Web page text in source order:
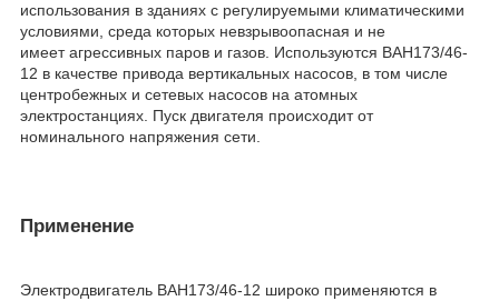
использования в зданиях с регулируемыми климатическими
условиями, среда которых невзрывоопасная и не
имеет агрессивных паров и газов. Используются ВАН173/46-
12 в качестве привода вертикальных насосов, в том числе
центробежных и сетевых насосов на атомных
электростанциях. Пуск двигателя происходит от
номинального напряжения сети.
Применение
Электродвигатель ВАН173/46-12 широко применяются в